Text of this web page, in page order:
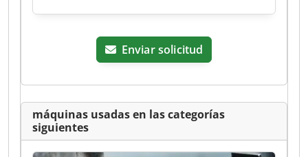
Enviar solicitud
máquinas usadas en las categorías
siguientes